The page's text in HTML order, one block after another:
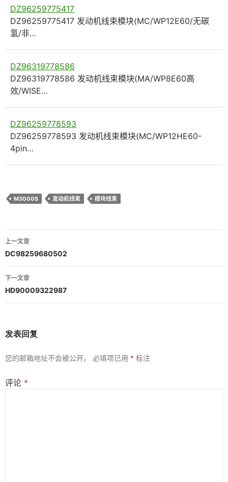
DZ96259775417
DZ96259775417 发动机线束模块(MC/WP12E60/无碳
氢/非…
DZ96319778586
DZ96319778586 发动机线束模块(MA/WP8E60高
效/WISE…
DZ96259778593
DZ96259778593 发动机线束模块(MC/WP12HE60-
4pin…
M3000S 发动机线束 模块线束
文
章
导
航
上一文章
DC98259680502
下一文章
HD90009322987
发表回复
您的邮箱地址不会被公开。 必填项已用 * 标注
评论 *